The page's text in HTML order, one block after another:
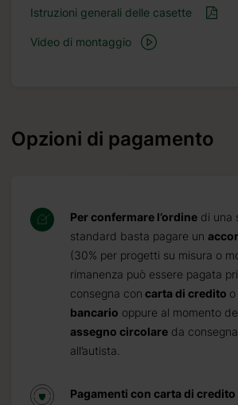
Istruzioni generali delle casette
Video di montaggio
Opzioni di pagamento
Per confermare l’ordine di una
standard basta pagare un
(30% per progetti su misura o
rimanenza può essere pagata
consegna con carta di credito o
bancario oppure al momento
assegno circolare da
all’autista.
Pagamenti con carta di